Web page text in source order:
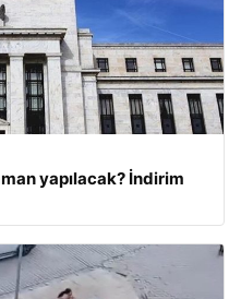
yapılacak? İndirim